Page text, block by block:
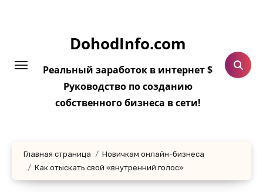
DohodInfo.com
Реальный заработок в интернет $
Руководство по созданию
собственного бизнеса в сети!
Главная страница
Новичкам онлайн-бизнеса
Как отыскать свой «внутренний голос»